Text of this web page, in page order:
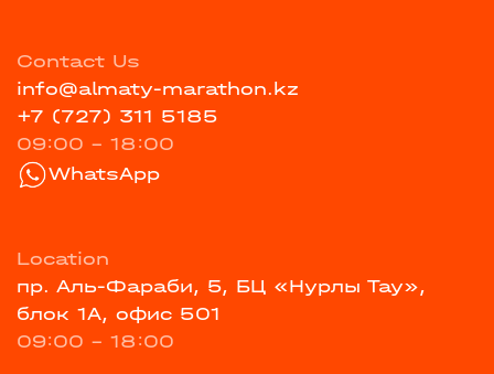
Contact Us
info@almaty-marathon.kz
+7 (727) 311 5185
09:00 - 18:00
WhatsApp
Location
пр. Аль-Фараби, 5, БЦ «Нурлы Тау»,
блок 1А, офис 501
09:00 - 18:00